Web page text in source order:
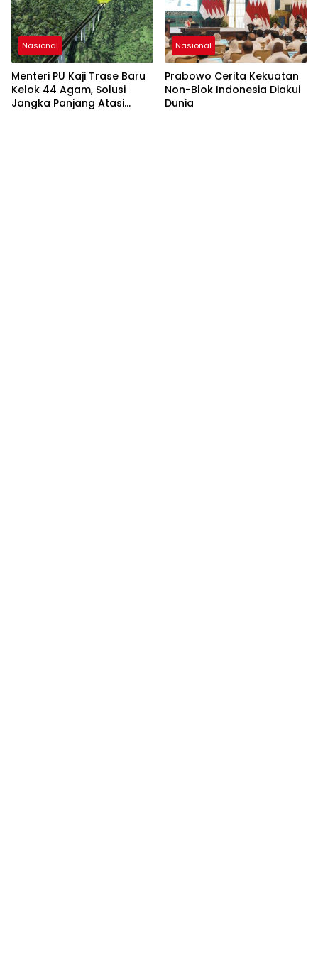
Nasional
Menteri PU Kaji Trase Baru
Kelok 44 Agam, Solusi
Jangka Panjang Atasi
Nasional
Prabowo Cerita Kekuatan
Non-Blok Indonesia Diakui
Dunia